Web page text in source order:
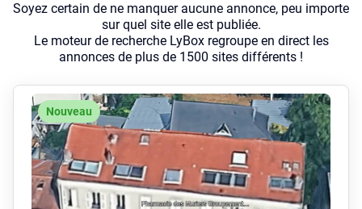
Soyez certain de ne manquer aucune annonce, peu importe
sur quel site elle est publiée.
Le moteur de recherche LyBox regroupe en direct les
annonces de plus de 1500 sites différents !
Nouveau